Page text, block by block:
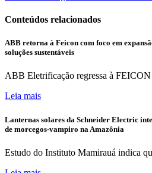
Conteúdos relacionados
ABB retorna à Feicon com foco em
soluções sustentáveis
ABB Eletrificação regressa à
Leia mais
Lanternas solares da Schneider Electric
de morcegos-vampiro na Amazônia
Estudo do Instituto Mamirauá indica